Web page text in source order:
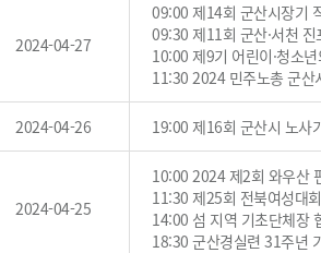
2024-04-27
09:00 제14회 군산시장기
09:30 제11회 군산·서천
10:00 제9기 어린이·청소
11:30 2024 민주노총 군산
2024-04-26 19:00 제16회 군산시 노사
2024-04-25
10:00 2024 제2회 와우산
11:30 제25회 전북여성대
14:00 섬 지역 기초단체장
18:30 군산경실련 31주년